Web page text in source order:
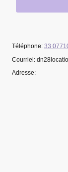
Téléphone: 33
Courriel:
Adresse: